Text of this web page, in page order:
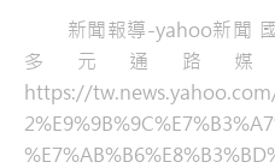
新聞報導-yahoo新聞
多元通路
https://